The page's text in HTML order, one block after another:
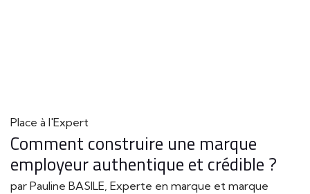
Place à l'Expert
Comment construire une marque
employeur authentique et crédible ?
par Pauline BASILE, Experte en marque et marque